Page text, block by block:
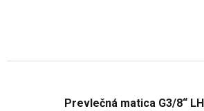
Prevlečná matica G3/8“ LH